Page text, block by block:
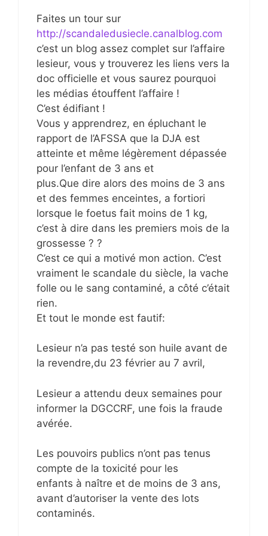
Faites un tour sur
http://scandaledusiecle.canalblog.com
c’est un blog assez complet sur l’affaire
lesieur, vous y trouverez les liens vers la
doc officielle et vous saurez pourquoi
les médias étouffent l’affaire !
C’est édifiant !
Vous y apprendrez, en épluchant le
rapport de l’AFSSA que la DJA est
atteinte et même légèrement dépassée
pour l’enfant de 3 ans et
plus.Que dire alors des moins de 3 ans
et des femmes enceintes, a fortiori
lorsque le foetus fait moins de 1 kg,
c’est à dire dans les premiers mois de la
grossesse ? ?
C’est ce qui a motivé mon action. C’est
vraiment le scandale du siècle, la vache
folle ou le sang contaminé, a côté c’était
rien.
Et tout le monde est fautif:
Lesieur n’a pas testé son huile avant de
la revendre,du 23 février au 7 avril,
Lesieur a attendu deux semaines pour
informer la DGCCRF, une fois la fraude
avérée.
Les pouvoirs publics n’ont pas tenus
compte de la toxicité pour les
enfants à naître et de moins de 3 ans,
avant d’autoriser la vente des lots
contaminés.